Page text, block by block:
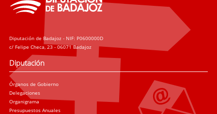
Diputación de Badajoz - NIF: P0600000D
c/ Felipe Checa, 23 - 06071 Badajoz
Diputación
Órganos de Gobierno
Delegaciones
Organigrama
Presupuestos Anuales